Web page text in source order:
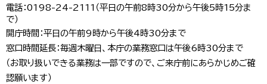
電話：0198-24-2111（平日の午前8時30分から午後5時15分ま
で）
開庁時間：平日の午前9時から午後4時30分まで
窓口時間延長：毎週木曜日、本庁の業務窓口は午後6時30分まで
（お取り扱いできる業務は一部ですので、ご来庁前にあらかじめご確
認願います）